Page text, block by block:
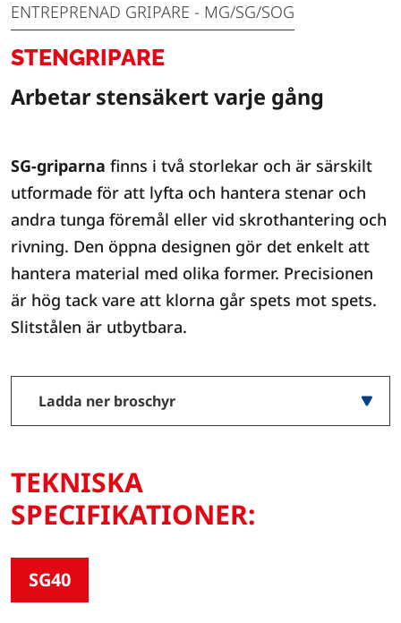
ENTREPRENAD GRIPARE - MG/SG/SOG
STENGRIPARE
Arbetar stensäkert varje gång
SG-griparna finns i två storlekar och är särskilt
utformade för att lyfta och hantera stenar och
andra tunga föremål eller vid skrothantering och
rivning. Den öppna designen gör det enkelt att
hantera material med olika former. Precisionen
är hög tack vare att klorna går spets mot spets.
Slitstålen är utbytbara.
Ladda ner broschyr
TEKNISKA
SPECIFIKATIONER:
SG40